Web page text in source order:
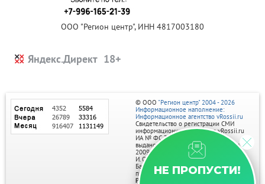
ООО "Регион центр", ИНН 4817003180
Яндекс.Директ
НЕ ПРОПУСТИ!
© ООО "Регион центр" 2004 - 2026
Информационное наполнение:
Информационное агентство vRossii.ru
Свидетельство о регистрации СМИ
информационного агентства vRossii.ru
ИА № ФС 77‑35502
выдано РОСКОМНАДЗОРом 04 марта
2009г.
И. О. Главного редактора Нарыков А. Н.
Баннеры на портале размещаются на
правах рекламы.
Реклама на портале: